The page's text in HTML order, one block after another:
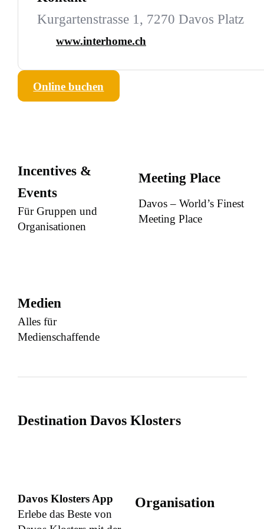
Kurgartenstrasse 1, 7270 Davos Platz
www.interhome.ch
Online buchen
Incentives &
Events
Für Gruppen und
Organisationen
Meeting Place
Davos – World’s Finest
Meeting Place
Medien
Alles für
Medienschaffende
Destination Davos Klosters
Davos Klosters App
Erlebe das Beste von
Organisation